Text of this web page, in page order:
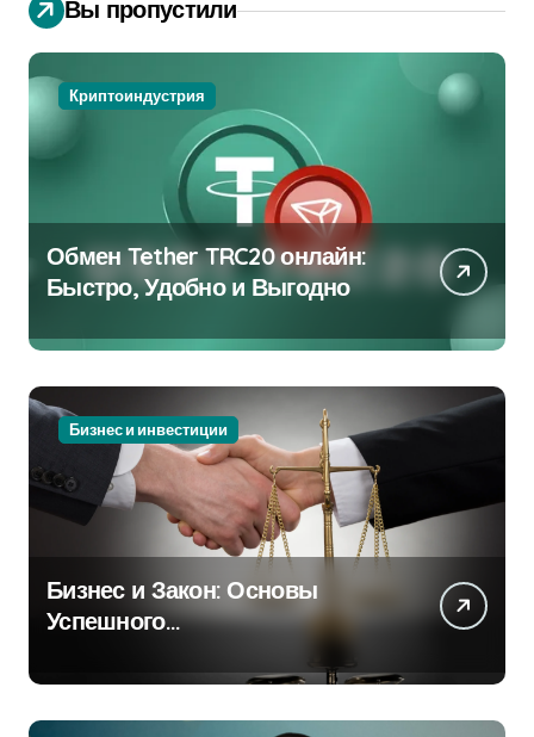
Вы пропустили
Криптоиндустрия
Обмен Tether TRC20 онлайн:
Быстро, Удобно и Выгодно
Бизнес и инвестиции
Бизнес и Закон: Основы
Успешного